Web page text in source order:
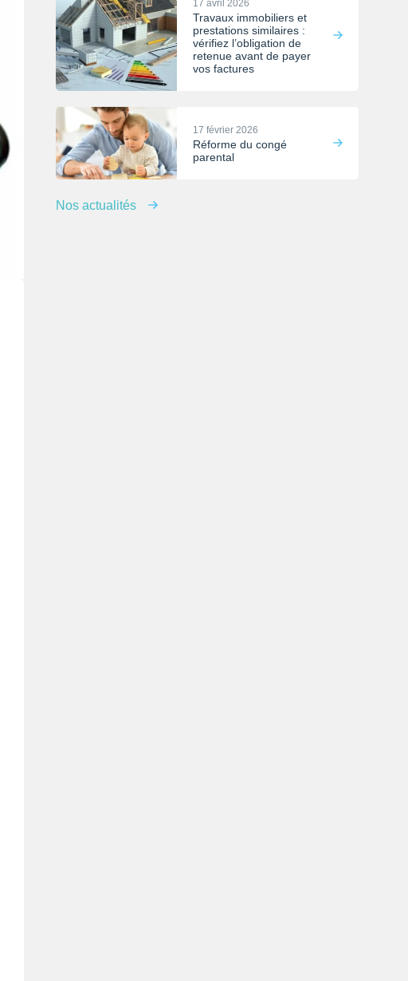
17 avril 2026
Travaux immobiliers et
prestations similaires :
vérifiez l’obligation de
retenue avant de payer
vos factures
17 février 2026
Réforme du congé
parental
Nos actualités